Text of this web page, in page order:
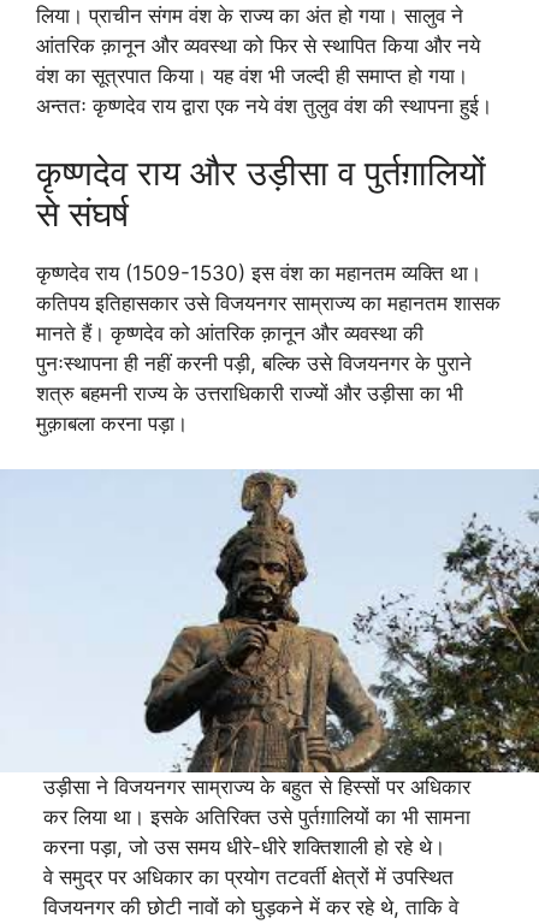
लिया। प्राचीन संगम वंश के राज्य का अंत हो गया। सालुव ने
आंतरिक क़ानून और व्यवस्था को फिर से स्थापित किया और नये
वंश का सूत्रपात किया। यह वंश भी जल्दी ही समाप्त हो गया।
अन्ततः कृष्णदेव राय द्वारा एक नये वंश तुलुव वंश की स्थापना हुई।
कृष्णदेव राय और उड़ीसा व पुर्तग़ालियों
से संघर्ष
कृष्णदेव राय (1509-1530) इस वंश का महानतम व्यक्ति था।
कतिपय इतिहासकार उसे विजयनगर साम्राज्य का महानतम शासक
मानते हैं। कृष्णदेव को आंतरिक क़ानून और व्यवस्था की
पुनःस्थापना ही नहीं करनी पड़ी, बल्कि उसे विजयनगर के पुराने
शत्रु बहमनी राज्य के उत्तराधिकारी राज्यों और उड़ीसा का भी
मुक़ाबला करना पड़ा।
उड़ीसा ने विजयनगर साम्राज्य के बहुत से हिस्सों पर अधिकार
कर लिया था। इसके अतिरिक्त उसे पुर्तग़ालियों का भी सामना
करना पड़ा, जो उस समय धीरे-धीरे शक्तिशाली हो रहे थे।
वे समुद्र पर अधिकार का प्रयोग तटवर्ती क्षेत्रों में उपस्थित
विजयनगर की छोटी नावों को घुड़कने में कर रहे थे, ताकि वे